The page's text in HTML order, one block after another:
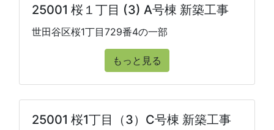
25001 桜１丁目 (3) A号棟 新築工事
世田谷区桜1丁目729番4の一部
もっと見る
25001 桜1丁目（3）C号棟 新築工事